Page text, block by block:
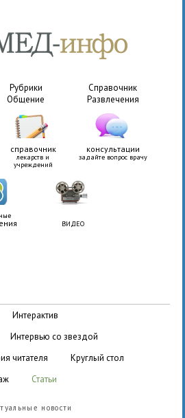
Рубрики
Справочник
Общение Развлечения
справочник
лекарств и
учреждений
консультации
задайте вопрос врачу
ВИДЕО
интерактив
интервью со звездой
читателя
круглый стол
статьи
новости